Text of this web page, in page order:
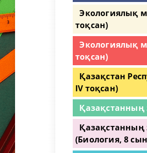
Экологиялық
тоқсан)
Экологиялық
тоқсан)
Қазақстан
IV тоқсан)
Қазақстанның
(Биология, 8